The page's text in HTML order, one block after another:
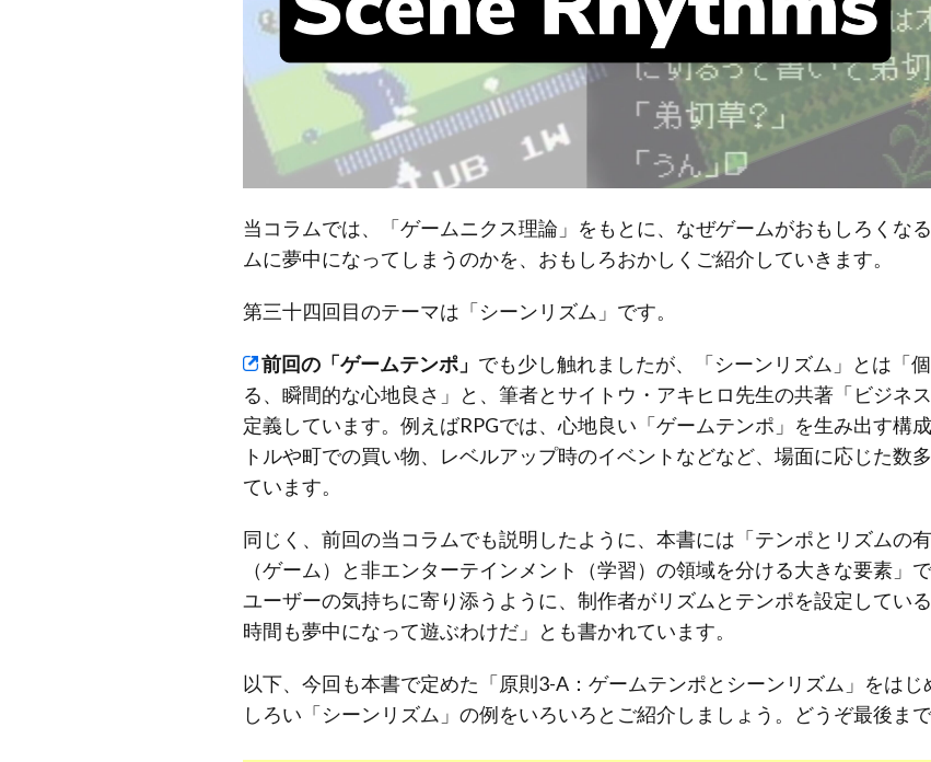
当コラムでは、「ゲームニクス理論」をもとに、なぜゲームがおもしろくな
ムに夢中になってしまうのかを、おもしろおかしくご紹介していきます。
第三十四回目のテーマは「シーンリズム」です。
前回の「ゲームテンポ」 でも少し触れましたが、「シーンリズム」とは「
る、瞬間的な心地良さ」と、筆者とサイトウ・アキヒロ先生の共著「ビジネ
定義しています。例えばRPGでは、心地良い「ゲームテンポ」を生み出す構
トルや町での買い物、レベルアップ時のイベントなどなど、場面に応じた数
ています。
同じく、前回の当コラムでも説明したように、本書には「テンポとリズムの
（ゲーム）と非エンターテインメント（学習）の領域を分ける大きな要素」
ユーザーの気持ちに寄り添うように、制作者がリズムとテンポを設定してい
時間も夢中になって遊ぶわけだ」とも書かれています。
以下、今回も本書で定めた「原則3-A：ゲームテンポとシーンリズム」をは
しろい「シーンリズム」の例をいろいろとご紹介しましょう。どうぞ最後ま